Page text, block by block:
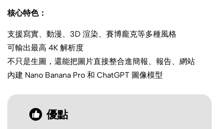
核心特色：
支援寫實、動漫、3D 渲染、賽博龐克等多種風格
可輸出最高 4K 解析度
不只是生圖，還能把圖片直接整合進簡報、報告、網站
內建 Nano Banana Pro 和 ChatGPT 圖像模型
優點